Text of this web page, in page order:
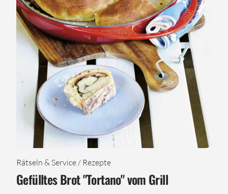
Rätseln & Service / Rezepte
Gefülltes Brot "Tortano" vom Grill